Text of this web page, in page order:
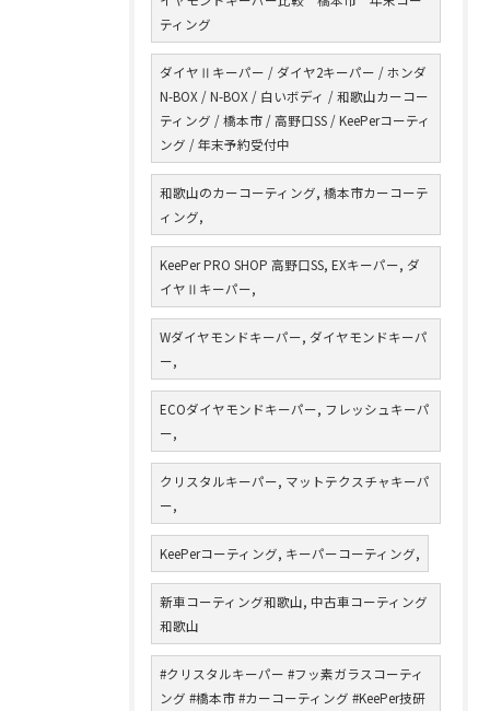
ティング
ダイヤⅡキーパー / ダイヤ2キーパー / ホンダ
N-BOX / N-BOX / 白いボディ / 和歌山カーコー
ティング / 橋本市 / 高野口SS / KeePerコーティ
ング / 年末予約受付中
和歌山のカーコーティング, 橋本市カーコーテ
ィング,
KeePer PRO SHOP 高野口SS, EXキーパー, ダ
イヤⅡキーパー,
Wダイヤモンドキーパー, ダイヤモンドキーパ
ー,
ECOダイヤモンドキーパー, フレッシュキーパ
ー,
クリスタルキーパー, マットテクスチャキーパ
ー,
KeePerコーティング, キーパーコーティング,
新車コーティング和歌山, 中古車コーティング
和歌山
#クリスタルキーパー #フッ素ガラスコーティ
ング #橋本市 #カーコーティング #KeePer技研